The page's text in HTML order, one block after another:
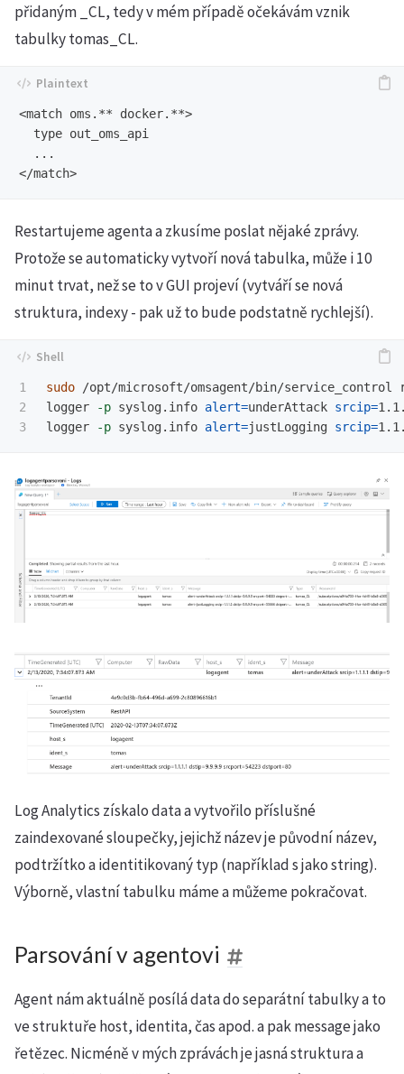
přidaným _CL, tedy v mém případě očekávám vznik
tabulky tomas_CL.
<match oms.** docker.**>
  type out_oms_api
  ...
Restartujeme agenta a zkusíme poslat nějaké zprávy.
Protože se automaticky vytvoří nová tabulka, může i 10
minut trvat, než se to v GUI projeví (vytváří se nová
struktura, indexy - pak už to bude podstatně rychlejší).
1
2
sudo /opt/microsoft/omsagent/bin/service_control
logger
-p syslog.info alert=underAttack srcip=
logger
-p syslog.info alert=justLogging srcip=
Log Analytics získalo data a vytvořilo příslušné
zaindexované sloupečky, jejichž název je původní název,
podtržítko a identitikovaný typ (například s jako string).
Výborně, vlastní tabulku máme a můžeme pokračovat.
Parsování v agentovi
Agent nám aktuálně posílá data do separátní tabulky a to
ve struktuře host, identita, čas apod. a pak message jako
řetězec. Nicméně v mých zprávách je jasná struktura a